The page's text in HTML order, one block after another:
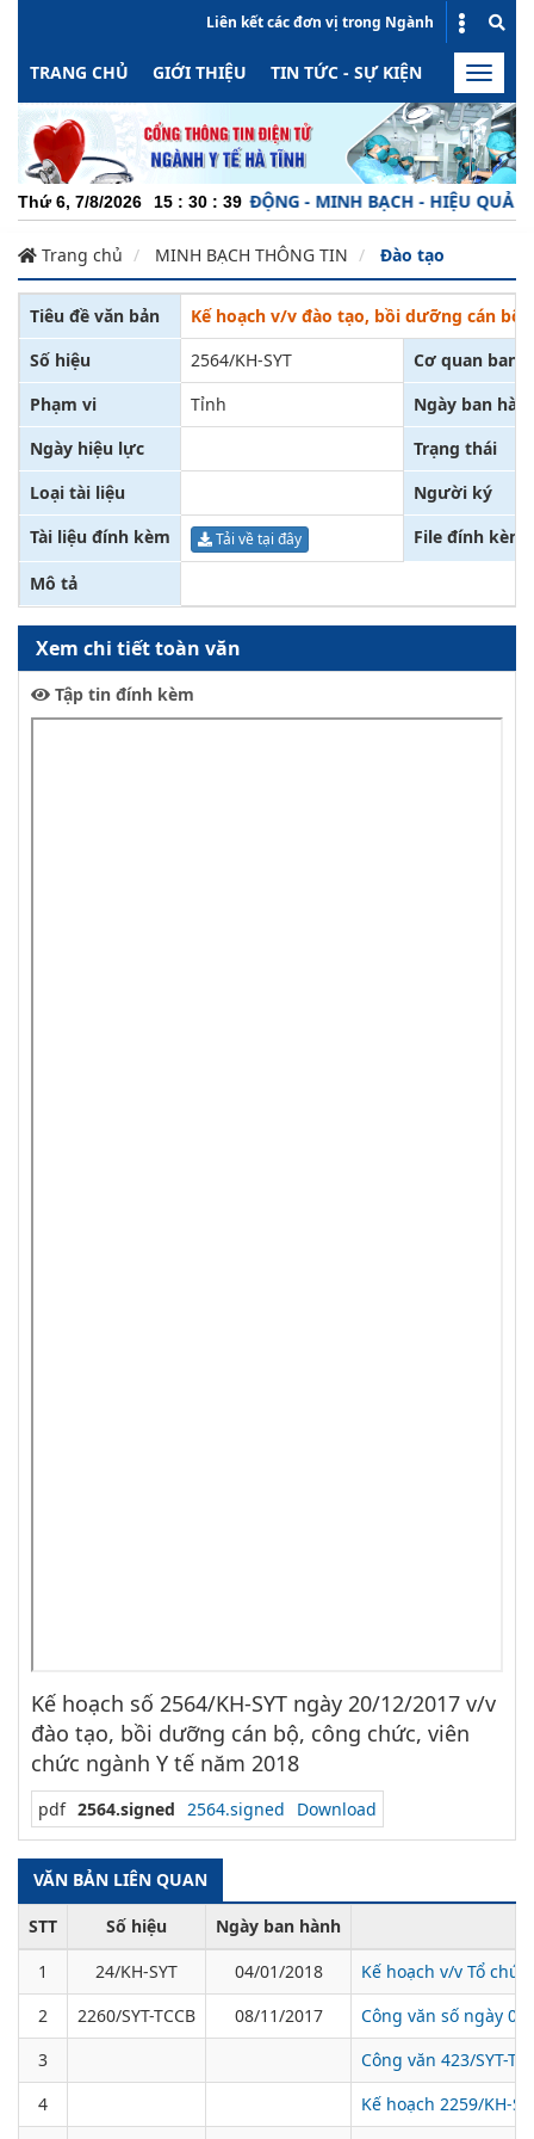
Liên kết các đơn vị trong Ngành
TRANG CHỦ GIỚI THIỆU TIN TỨC - SỰ KIỆN HOẠT
Toggle
Thứ 6, 7/8/2026 15 : 30 : 39
- TRÁCH NHIỆM - NĂNG ĐỘNG - MINH BẠCH - HIỆU QUẢ !
Trang chủ MINH BẠCH THÔNG TIN Đào tạo
Tiêu đề văn bản
Kế hoạch v/v đào tạo, bồi dưỡng cán
Số hiệu
2564/KH-SYT
Cơ quan ban
Phạm vi
Tỉnh
Ngày ban
Ngày hiệu lực
Trạng thái
Loại tài liệu
Người ký
Tài liệu đính kèm
Tải về tại đây File đính kèm
Mô tả
Xem chi tiết toàn văn
Tập tin đính kèm
Kế hoạch số 2564/KH-SYT ngày 20/12/2017 v/v
đào tạo, bồi dưỡng cán bộ, công chức, viên
chức ngành Y tế năm 2018
pdf 2564.signed 2564.signed Download
VĂN BẢN LIÊN QUAN
STT Số hiệu
Ngày ban hành
1
24/KH-SYT 04/01/2018
Kế hoạch v/v Tổ
2
2260/SYT-TCCB 08/11/2017
Công văn số ngày
3
Công văn 423/SYT-
4
Kế hoạch 2259/KH-